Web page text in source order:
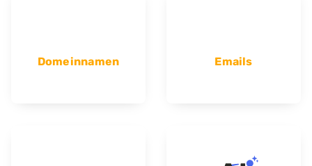
Domeinnamen Emails